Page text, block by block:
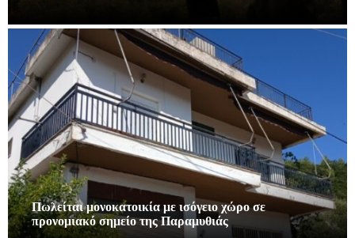
Πωλείται μονοκατοικία με ισόγειο χώρο σε
προνομιακό σημείο της Παραμυθιάς